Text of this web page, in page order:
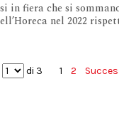
in fiera che si
nel 2022
di 3 1 2